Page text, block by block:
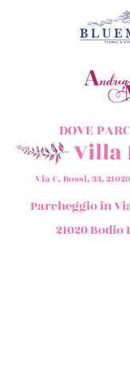
DOVE
Villa
Via C. Bossi, 33,
Parcheggio in
21020 Bodio